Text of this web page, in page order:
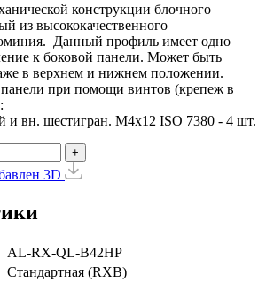
конструкции блочного
из высококачественного
Данный профиль имеет одно
к боковой панели. Может быть
в верхнем и нижнем положении.
при помощи винтов (крепеж в
и вн. шестигран. М4x12 ISO 7380 - 4 шт.
+
3D
AL-RX-QL-B42HP
Стандартная (RXB)